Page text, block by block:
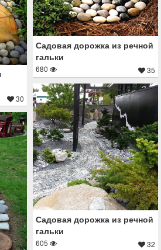
30
Садовая дорожка из речной
гальки
680 35
Садовая дорожка из речной
гальки
605 32